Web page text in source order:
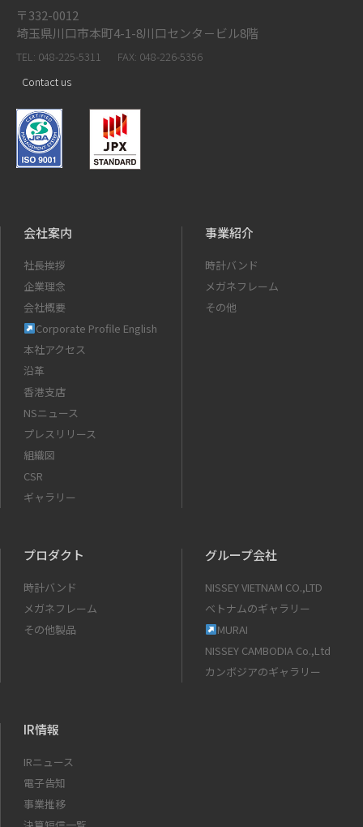
〒332-0012
埼玉県川口市本町4-1-8川口センタ－ビル8階
TEL: 048-225-5311
FAX: 048-226-5356
Contact us
会社案内
社長挨拶
企業理念
会社概要
Corporate Profile English
本社アクセス
沿革
香港支店
NSニュース
プレスリリース
組織図
CSR
ギャラリー
事業紹介
時計バンド
メガネフレーム
その他
プロダクト
時計バンド
メガネフレーム
その他製品
グループ会社
NISSEY VIETNAM CO.,LTD
ベトナムのギャラリー
MURAI
NISSEY CAMBODIA Co.,Ltd
カンボジアのギャラリー
IR情報
IRニュース
電子告知
事業推移